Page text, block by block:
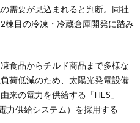
需要が見込まれると判断。同社
棟目の冷凍・冷蔵倉庫開発に踏み
食品からチルド商品まで多様な
荷低減のため、太陽光発電設備
来の電力を供給する「HES」
力供給システム）を採用する